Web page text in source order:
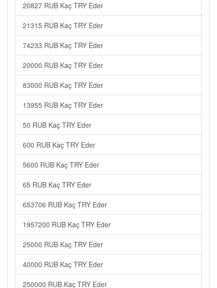
20827 RUB Kaç TRY Eder
21315 RUB Kaç TRY Eder
74233 RUB Kaç TRY Eder
20000 RUB Kaç TRY Eder
83000 RUB Kaç TRY Eder
13955 RUB Kaç TRY Eder
50 RUB Kaç TRY Eder
600 RUB Kaç TRY Eder
5600 RUB Kaç TRY Eder
65 RUB Kaç TRY Eder
653706 RUB Kaç TRY Eder
1957200 RUB Kaç TRY Eder
25000 RUB Kaç TRY Eder
40000 RUB Kaç TRY Eder
250000 RUB Kaç TRY Eder